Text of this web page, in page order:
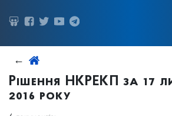
Рішення НКРЕКП за 17
2016 року